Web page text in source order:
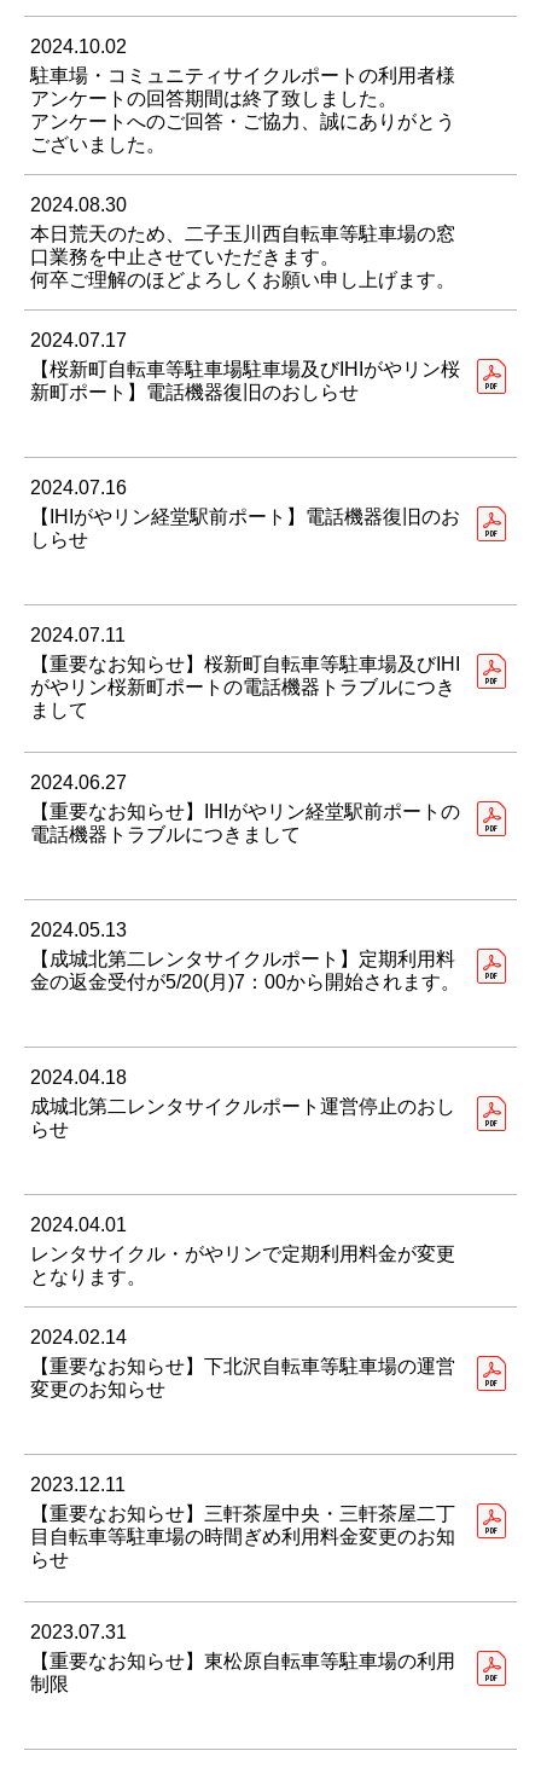
2024.10.02
駐車場・コミュニティサイクルポートの利用者様
アンケートの回答期間は終了致しました。
アンケートへのご回答・ご協力、誠にありがとう
ございました。
2024.08.30
本日荒天のため、二子玉川西自転車等駐車場の窓
口業務を中止させていただきます。
何卒ご理解のほどよろしくお願い申し上げます。
2024.07.17
【桜新町自転車等駐車場駐車場及びIHIがやリン桜
新町ポート】電話機器復旧のおしらせ
2024.07.16
【IHIがやリン経堂駅前ポート】電話機器復旧のお
しらせ
2024.07.11
【重要なお知らせ】桜新町自転車等駐車場及びIHI
がやリン桜新町ポートの電話機器トラブルにつき
まして
2024.06.27
【重要なお知らせ】IHIがやリン経堂駅前ポートの
電話機器トラブルにつきまして
2024.05.13
【成城北第二レンタサイクルポート】定期利用料
金の返金受付が5/20(月)7：00から開始されます。
2024.04.18
成城北第二レンタサイクルポート運営停止のおし
らせ
2024.04.01
レンタサイクル・がやリンで定期利用料金が変更
となります。
2024.02.14
【重要なお知らせ】下北沢自転車等駐車場の運営
変更のお知らせ
2023.12.11
【重要なお知らせ】三軒茶屋中央・三軒茶屋二丁
目自転車等駐車場の時間ぎめ利用料金変更のお知
らせ
2023.07.31
【重要なお知らせ】東松原自転車等駐車場の利用
制限